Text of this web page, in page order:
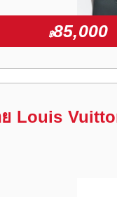
฿85,000
ย Louis